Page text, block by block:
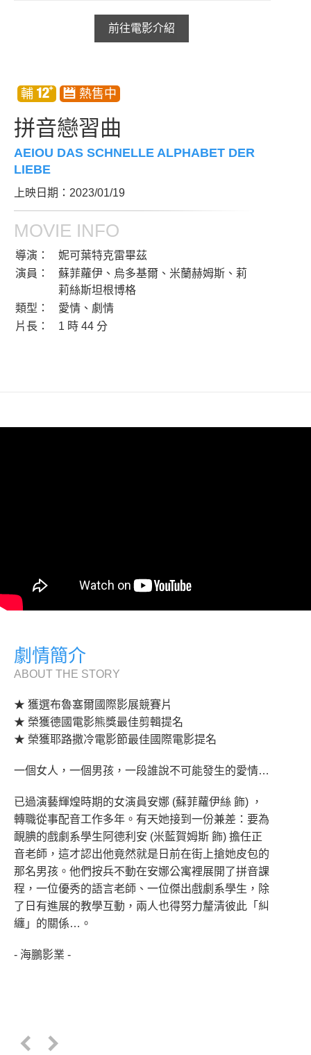
前往電影介紹
拼音戀習曲
AEIOU DAS SCHNELLE ALPHABET DER
LIEBE
上映日期：2023/01/19
MOVIE INFO
導演：
妮可葉特克雷畢茲
演員：
蘇菲蘿伊、烏多基爾、米蘭赫姆斯、莉
莉絲斯坦根博格
類型：
愛情、劇情
片長：
1 時 44 分
劇情簡介
ABOUT THE STORY
★ 獲選布魯塞爾國際影展競賽片
★ 榮獲德國電影熊獎最佳剪輯提名
★ 榮獲耶路撒冷電影節最佳國際電影提名
一個女人，一個男孩，一段誰說不可能發生的愛情…
已過演藝輝煌時期的女演員安娜 (蘇菲蘿伊絲 飾) ，
轉職從事配音工作多年。有天她接到一份兼差：要為
靦腆的戲劇系學生阿德利安 (米藍賀姆斯 飾) 擔任正
音老師，這才認出他竟然就是日前在街上搶她皮包的
那名男孩。他們按兵不動在安娜公寓裡展開了拼音課
程，一位優秀的語言老師、一位傑出戲劇系學生，除
了日有進展的教學互動，兩人也得努力釐清彼此「糾
纏」的關係…。
- 海鵬影業 -
會員Q&A